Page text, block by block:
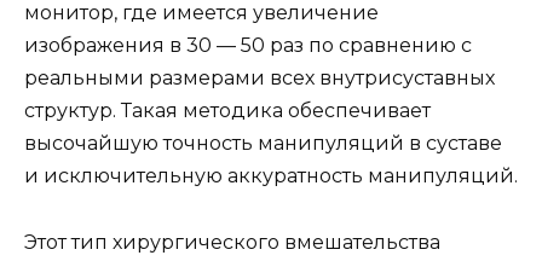
монитор, где имеется увеличение
изображения в 30 — 50 раз по сравнению с
реальными размерами всех внутрисуставных
структур. Такая методика обеспечивает
высочайшую точность манипуляций в суставе
и исключительную аккуратность манипуляций.
Этот тип хирургического вмешательства